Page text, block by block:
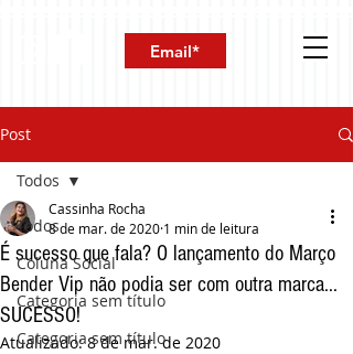
Post
Todos
Coluna Social
Categoria sem título
Categoria sem título
Todos
É sucesso que fala? O lançamento do Março
Bender Vip não podia ser com outra marca...
SUCESSO!
Cassinha Rocha
8 de mar. de 2020 1 min de leitura
Atualizado:8 de mar. de 2020